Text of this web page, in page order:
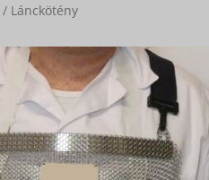
/ Lánckötény